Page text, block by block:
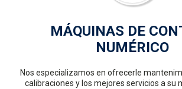
MÁQUINAS DE
NUMÉRICO
Nos especializamos en ofrecerle
calibraciones y los mejores servicios a su